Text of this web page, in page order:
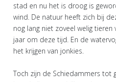
stad en nu het is droog is
wind. De natuur heeft zich bij
nog lang niet zoveel welig
jaar om deze tijd. En de
het krijgen van jonkies.
Toch zijn de Schiedammers tot